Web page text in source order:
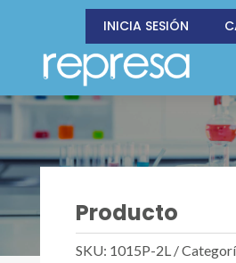
INICIA SESIÓN
Producto
SKU: 1015P-2L